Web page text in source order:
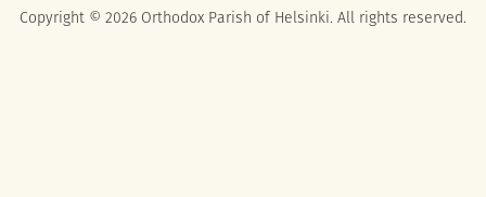
Copyright © 2026 Orthodox Parish of Helsinki. All rights reserved.